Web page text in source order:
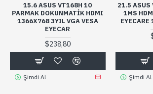
15.6 ASUS VT168H 10
PARMAK DOKUNMATIK HDMI
1366X768 3YIL VGA VESA
EYECAR
$238,80
Şimdi Al
21.5 ASUS
1MS
Şimdi Al